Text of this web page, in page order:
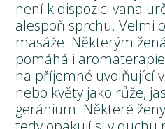
není k dispozici vana
alespoň sprchu. Velmi
masáže. Některým
pomáhá i
na příjemné uvolňující
nebo květy jako růže,
geránium. Některé